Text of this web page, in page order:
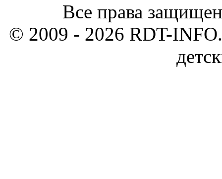
Все права
© 2009 - 2026 RDT-